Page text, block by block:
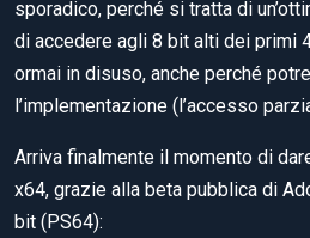
sporadico, perché si tratta di
di accedere agli 8 bit alti dei primi
ormai in disuso, anche perché
l’implementazione (l’accesso
Arriva finalmente il momento di
x64, grazie alla beta pubblica di
bit (PS64):